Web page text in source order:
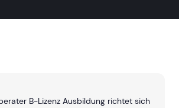
kann die Akademie nur
B-Lizenz Ausbildung richtet sich